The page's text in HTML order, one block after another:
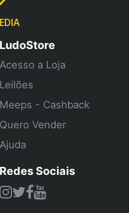
LudoStore
Acesso a Loja
Leilões
Meeps - Cashback
Quero Vender
Ajuda
Redes Sociais